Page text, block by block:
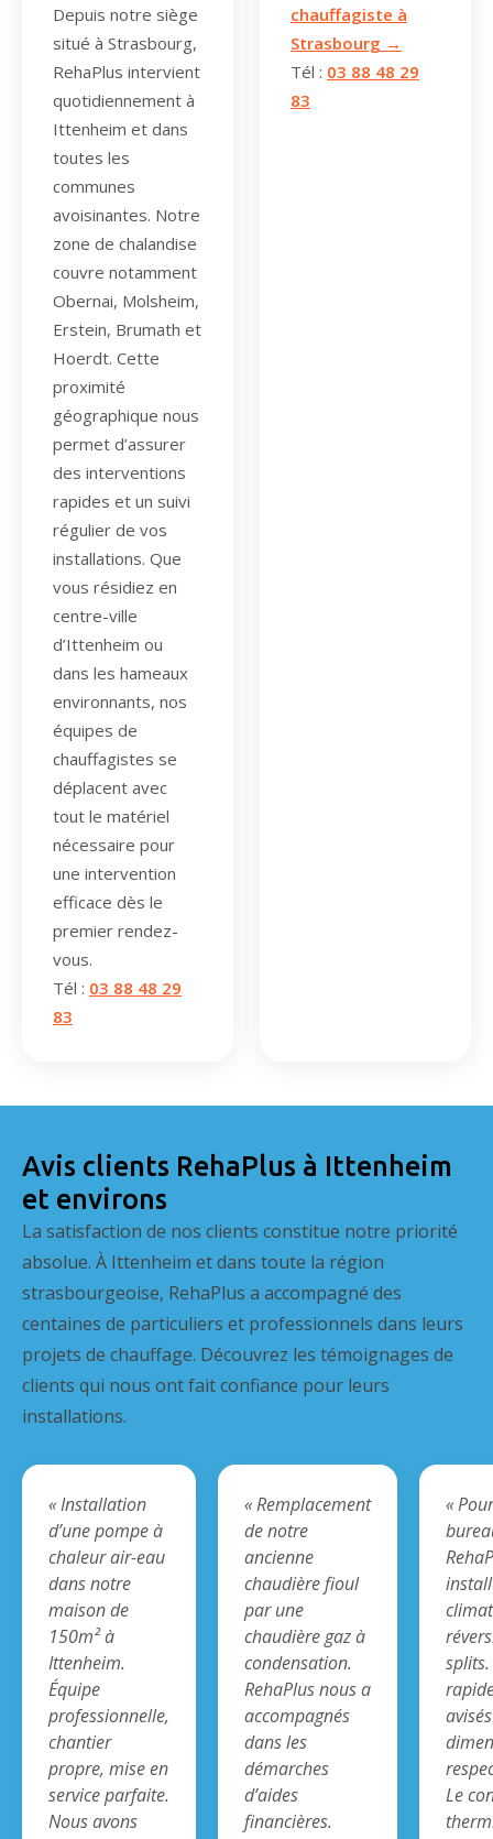
Depuis notre siège
situé à Strasbourg,
RehaPlus intervient
quotidiennement à
Ittenheim et dans
toutes les
communes
avoisinantes. Notre
zone de chalandise
couvre notamment
Obernai, Molsheim,
Erstein, Brumath et
Hoerdt. Cette
proximité
géographique nous
permet d’assurer
des interventions
rapides et un suivi
régulier de vos
installations. Que
vous résidiez en
centre-ville
d’Ittenheim ou
dans les hameaux
environnants, nos
équipes de
chauffagistes se
déplacent avec
tout le matériel
nécessaire pour
une intervention
efficace dès le
premier rendez-
vous.
Tél : 03 88 48 29
83
chauffagiste à
Strasbourg →
Tél : 03 88 48 29
83
Avis clients RehaPlus à Ittenheim
et environs
La satisfaction de nos clients constitue notre priorité
absolue. À Ittenheim et dans toute la région
strasbourgeoise, RehaPlus a accompagné des
centaines de particuliers et professionnels dans leurs
projets de chauffage. Découvrez les témoignages de
clients qui nous ont fait confiance pour leurs
installations.
« Installation
d’une pompe à
chaleur air-eau
dans notre
maison de
150m² à
Ittenheim.
Équipe
professionnelle,
chantier
propre, mise en
service parfaite.
Nous avons
« Remplacement
de notre
ancienne
chaudière fioul
par une
chaudière gaz à
condensation.
RehaPlus nous a
accompagnés
dans les
démarches
d’aides
financières.
«
Le